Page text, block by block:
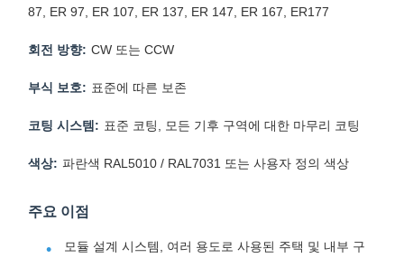
87, ER 97, ER 107, ER 137, ER 147, ER 167, ER177
회전 방향: CW 또는 CCW
부식 보호: 표준에 따른 보존
코팅 시스템: 표준 코팅, 모든 기후 구역에 대한 마무리 코팅
색상: 파란색 RAL5010 / RAL7031 또는 사용자 정의 색상
주요 이점
모듈 설계 시스템, 여러 용도로 사용된 주택 및 내부 구